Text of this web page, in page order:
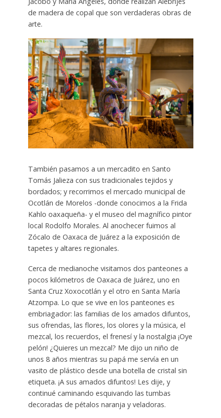
de madera de copal que son verdaderas obras de
arte.
También pasamos a un mercadito en Santo
Tomás Jalieza con sus tradicionales tejidos y
bordados; y recorrimos el mercado municipal de
Ocotlán de Morelos -donde conocimos a la Frida
Kahlo oaxaqueña- y el museo del magnífico pintor
local Rodolfo Morales. Al anochecer fuimos al
Zócalo de Oaxaca de Juárez a la exposición de
tapetes y altares regionales.
Cerca de medianoche visitamos dos panteones a
pocos kilómetros de Oaxaca de Juárez, uno en
Santa Cruz Xoxocotlán y el otro en Santa María
Atzompa. Lo que se vive en los panteones es
embriagador: las familias de los amados difuntos,
sus ofrendas, las flores, los olores y la música, el
mezcal, los recuerdos, el frenesí y la nostalgia ¡Oye
pelón! ¿Quieres un mezcal? Me dijo un niño de
unos 8 años mientras su papá me servía en un
vasito de plástico desde una botella de cristal sin
etiqueta. ¡A sus amados difuntos! Les dije, y
continué caminando esquivando las tumbas
decoradas de pétalos naranja y veladoras.